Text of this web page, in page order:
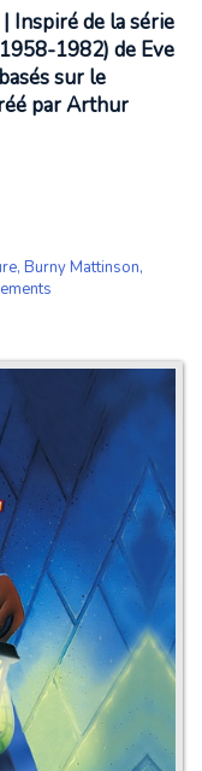
Inspiré de la série
1982) de Eve
sur le
par Arthur
, Burny Mattinson,